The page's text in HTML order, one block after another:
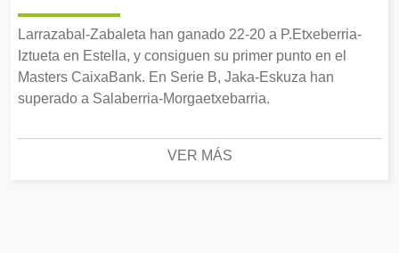
Larrazabal-Zabaleta han ganado 22-20 a P.Etxeberria-
Iztueta en Estella, y consiguen su primer punto en el
Masters CaixaBank. En Serie B, Jaka-Eskuza han
superado a Salaberria-Morgaetxebarria.
VER MÁS